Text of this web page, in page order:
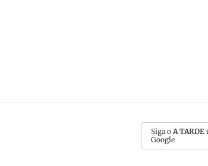
Siga o A TARDE
Google